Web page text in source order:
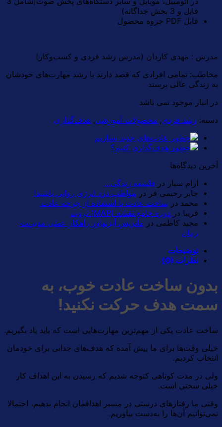
فایل و 3 بخش جداگانه)
فایل PDF جزوه محصول
مدرس : مهدی کاردان (مدرس رشد فردی و کسب‌و‌کار)
مخاطب: تمامی افرادی که قصد دارند با رشد مهارت‌های خودشان
به زندگی عالی برسند
در انبار موجود نمی باشد
دسته: رشد فردی, محصولات آموزشی, هدف‌گذاری
آخرین دیدگاه‌ها
ارام سیار در فلسفه زندگی…
جابر رحیمی فر در مواظب دزد انرژی روانی باشید!
محمد در ساخت عادت با استفاده از چرخه عادت
فریبا در دوره جامع نقشه (MAP) ثروت
مجید کاظمی در ماتریس آیزنهاور راهکار عملی مدیریت
زمان
توضیحات
نظرات (0)
بدون ساخت عادت خوب، به
سمت هدف حرکت نکنید!
ساخت عادت یکی از مهم‌ترین مهارت‌هایی است که باید یاد بگیریم.
خیلی وقت‌ها برای ما پیش آمده که هدف‌های جذابی برای خودمان
انتخاب کردیم.
ولی در مدت کوتاهی کتوجه شدیم که رسیدن به این اهداف کار
خیلی سختی است.
وقتی ما رفتارهای درستی در مسیر اهدافمان انجام ندهیم، احتمالا
نمی‌توانیم آن‌ها را به‌دست بیاوریم.